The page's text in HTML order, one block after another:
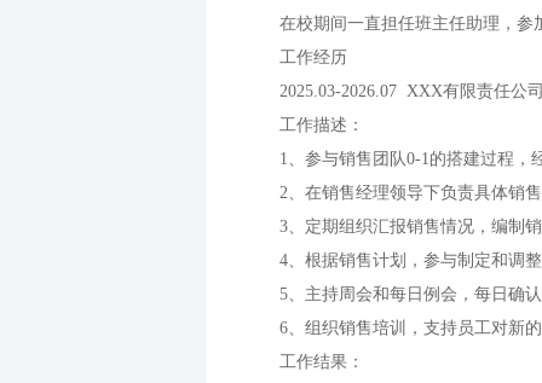
在校期间一直担任班主任助理，
工作经历
2025.03-2026.07 XXX有限责任公
工作描述：
1、参与销售团队0-1的搭建过程
2、在销售经理领导下负责具体销
3、定期组织汇报销售情况，编制
4、根据销售计划，参与制定和调
5、主持周会和每日例会，每日确
6、组织销售培训，支持员工对新
工作结果：